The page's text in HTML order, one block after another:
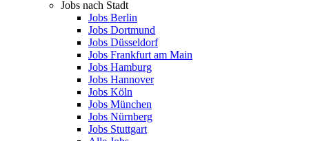
Jobs nach Stadt
Jobs Berlin
Jobs Dortmund
Jobs Düsseldorf
Jobs Frankfurt am Main
Jobs Hamburg
Jobs Hannover
Jobs Köln
Jobs München
Jobs Nürnberg
Jobs Stuttgart